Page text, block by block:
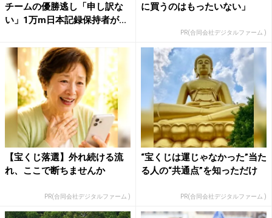
チームの優勝逃し「申し訳な
い」1万m日本記録保持者が...
に買うのはもったいない」
PR(合同会社デジタルファーム )
【宝くじ落選】外れ続ける流
れ、ここで断ちませんか
PR(合同会社デジタルファーム )
“宝くじは運じゃなかった”当た
る人の“共通点”を知っただけ
PR(合同会社デジタルファーム )